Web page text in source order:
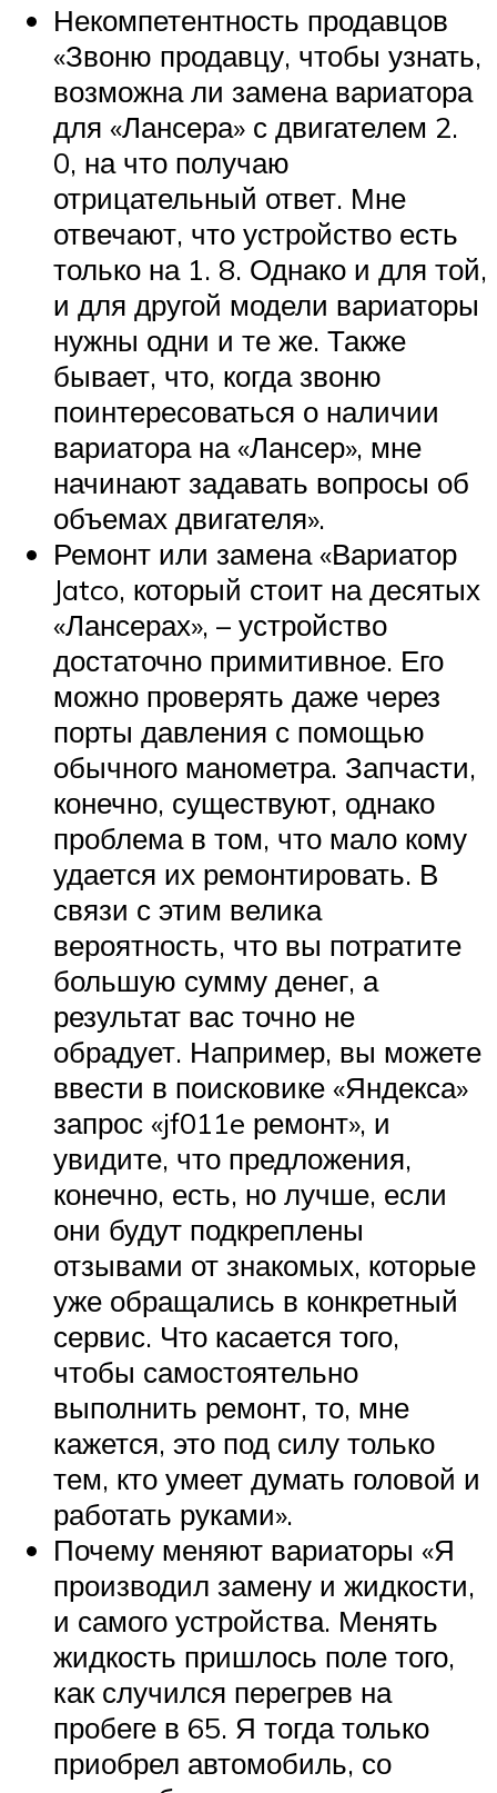
Некомпетентность продавцов
«Звоню продавцу, чтобы узнать,
возможна ли замена вариатора
для «Лансера» с двигателем 2.
0, на что получаю
отрицательный ответ. Мне
отвечают, что устройство есть
только на 1. 8. Однако и для той,
и для другой модели вариаторы
нужны одни и те же. Также
бывает, что, когда звоню
поинтересоваться о наличии
вариатора на «Лансер», мне
начинают задавать вопросы об
объемах двигателя».
Ремонт или замена «Вариатор
Jatco, который стоит на десятых
«Лансерах», – устройство
достаточно примитивное. Его
можно проверять даже через
порты давления с помощью
обычного манометра. Запчасти,
конечно, существуют, однако
проблема в том, что мало кому
удается их ремонтировать. В
связи с этим велика
вероятность, что вы потратите
большую сумму денег, а
результат вас точно не
обрадует. Например, вы можете
ввести в поисковике «Яндекса»
запрос «jf011e ремонт», и
увидите, что предложения,
конечно, есть, но лучше, если
они будут подкреплены
отзывами от знакомых, которые
уже обращались в конкретный
сервис. Что касается того,
чтобы самостоятельно
выполнить ремонт, то, мне
кажется, это под силу только
тем, кто умеет думать головой и
работать руками».
Почему меняют вариаторы «Я
производил замену и жидкости,
и самого устройства. Менять
жидкость пришлось поле того,
как случился перегрев на
пробеге в 65. Я тогда только
приобрел автомобиль, со